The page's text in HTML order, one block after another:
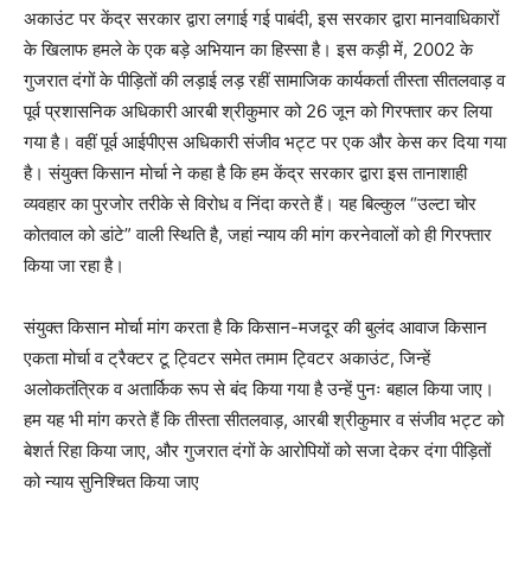
अकाउंट पर केंद्र सरकार द्वारा लगाई गई पाबंदी, इस सरकार द्वारा मानवाधिकारों
के खिलाफ हमले के एक बड़े अभियान का हिस्सा है। इस कड़ी में, 2002 के
गुजरात दंगों के पीड़ितों की लड़ाई लड़ रहीं सामाजिक कार्यकर्ता तीस्ता सीतलवाड़ व
पूर्व प्रशासनिक अधिकारी आरबी श्रीकुमार को 26 जून को गिरफ्तार कर लिया
गया है। वहीं पूर्व आईपीएस अधिकारी संजीव भट्ट पर एक और केस कर दिया गया
है। संयुक्त किसान मोर्चा ने कहा है कि हम केंद्र सरकार द्वारा इस तानाशाही
व्यवहार का पुरजोर तरीके से विरोध व निंदा करते हैं। यह बिल्कुल “उल्टा चोर
कोतवाल को डांटे” वाली स्थिति है, जहां न्याय की मांग करनेवालों को ही गिरफ्तार
किया जा रहा है।
संयुक्त किसान मोर्चा मांग करता है कि किसान-मजदूर की बुलंद आवाज किसान
एकता मोर्चा व ट्रैक्टर टू ट्विटर समेत तमाम ट्विटर अकाउंट, जिन्हें
अलोकतंत्रिक व अतार्किक रूप से बंद किया गया है उन्हें पुनः बहाल किया जाए।
हम यह भी मांग करते हैं कि तीस्ता सीतलवाड़, आरबी श्रीकुमार व संजीव भट्ट को
बेशर्त रिहा किया जाए, और गुजरात दंगों के आरोपियों को सजा देकर दंगा पीड़ितों
को न्याय सुनिश्चित किया जाए